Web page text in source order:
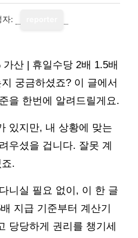
자:
산 | 휴일수당 2배 1.5배
궁금하셨죠? 이 글에서
을 한번에 알려드릴게요.
있지만, 내 상황에 맞는
우셨을 겁니다. 잘못 계
.
니실 필요 없이, 이 한 글
지급 기준부터 계산기
당당하게 권리를 챙기세